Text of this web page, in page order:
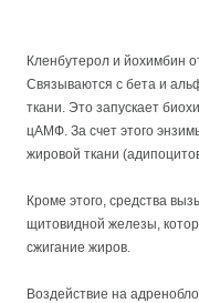
Кленбутерол и йохимбин
Связываются с бета и
ткани. Это запускает
цАМФ. За счет этого
жировой ткани
Кроме этого, средства
щитовидной железы,
сжигание жиров.
Воздействие на